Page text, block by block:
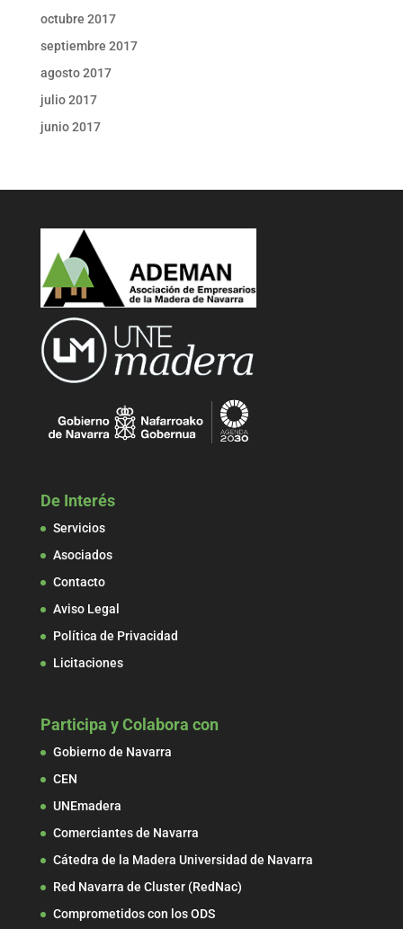
octubre 2017
septiembre 2017
agosto 2017
julio 2017
junio 2017
De Interés
Servicios
Asociados
Contacto
Aviso Legal
Política de Privacidad
Licitaciones
Participa y Colabora con
Gobierno de Navarra
CEN
UNEmadera
Comerciantes de Navarra
Cátedra de la Madera Universidad de Navarra
Red Navarra de Cluster (RedNac)
Comprometidos con los ODS